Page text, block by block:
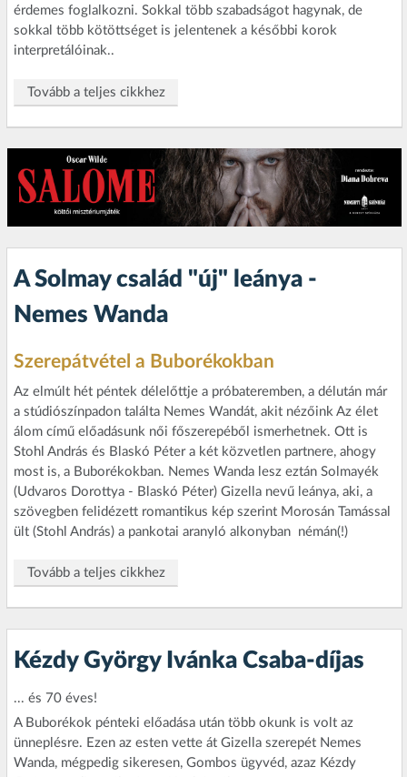
érdemes foglalkozni. Sokkal több szabadságot hagynak, de
sokkal több kötöttséget is jelentenek a későbbi korok
interpretálóinak..
Tovább a teljes cikkhez
A Solmay család "új" leánya -
Nemes Wanda
Szerepátvétel a Buborékokban
Az elmúlt hét péntek délelőttje a próbateremben, a délután már
a stúdiószínpadon találta Nemes Wandát, akit nézőink Az élet
álom című előadásunk női főszerepéből ismerhetnek. Ott is
Stohl András és Blaskó Péter a két közvetlen partnere, ahogy
most is, a Buborékokban. Nemes Wanda lesz eztán Solmayék
(Udvaros Dorottya - Blaskó Péter) Gizella nevű leánya, aki, a
szövegben felidézett romantikus kép szerint Morosán Tamással
ült (Stohl András) a pankotai aranyló alkonyban  némán(!)
Tovább a teljes cikkhez
Kézdy György Ivánka Csaba-díjas
... és 70 éves!
A Buborékok pénteki előadása után több okunk is volt az
ünneplésre. Ezen az esten vette át Gizella szerepét Nemes
Wanda, mégpedig sikeresen, Gombos ügyvéd, azaz Kézdy